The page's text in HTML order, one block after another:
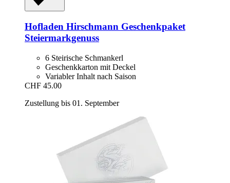
Hofladen Hirschmann Geschenkpaket
Steiermarkgenuss
6 Steirische Schmankerl
Geschenkkarton mit Deckel
Variabler Inhalt nach Saison
CHF 45.00
Zustellung bis 01. September